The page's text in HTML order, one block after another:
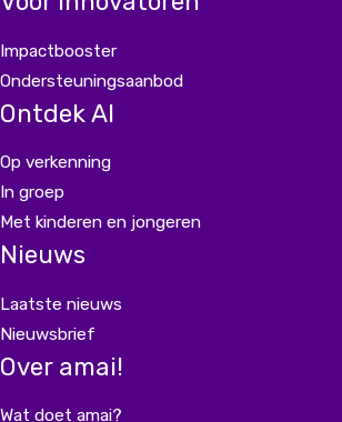
Impactbooster
Ondersteuningsaanbod
Ontdek AI
Op verkenning
In groep
Met kinderen en jongeren
Nieuws
Laatste nieuws
Nieuwsbrief
Over amai!
Wat doet amai?